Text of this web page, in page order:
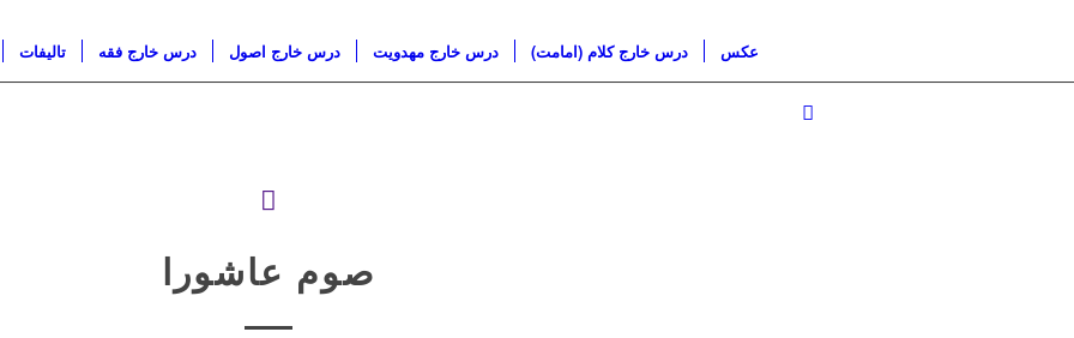
تاليفات درس خارج فقه درس خارج اصول درس خارج مهدویت درس خارج کلام (امامت) عکس
صوم عاشورا